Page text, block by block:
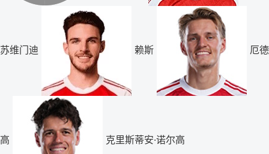
苏维门迪 赖斯 厄德
高 克里斯蒂安·诺尔高